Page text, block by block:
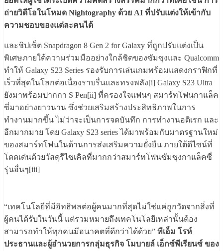
ถ่ายวิดีโอในโหมด Nightography ด้วย AI ที่ปรับแต่งให้เข้ากับ
ความชอบของแต่ละคนได้
และชิปเซ็ต Snapdragon 8 Gen 2 for Galaxy ที่ถูกปรับแต่งเป็น
พิเศษภายใต้ความร่วมมืออย่างใกล้ชิดของซัมซุงและ Qualcomm
ทำให้ Galaxy S23 Series รองรับการเล่นเกมพร้อมแสดงกราฟิกที่
เร็วที่สุดในโลกต่อเนื่องราบรื่นและทรงพลัง[i] Galaxy S23 Ultra
ยังมาพร้อมปากกา S Pen[ii] ที่ครองใจแฟนๆ สมาร์ทโฟนกาแล็ค
ซี่มาอย่างยาวนาน ซึ่งช่วยเสริมสร้างประสิทธิภาพในการ
ทำงานมากขึ้น ไม่ว่าจะเป็นการจดบันทึก การทำงานอดิเรก และ
อีกมากมาย โดย Galaxy S23 series ได้มาพร้อมกับมาตรฐานใหม่
ของสมาร์ทโฟนในด้านการส่งเสริมความยั่งยืน ภายใต้ดีไซน์ที่
โดดเด่นด้วยวัสดุรีไซเคิลที่มากกว่าสมาร์ทโฟนซัมซุงกาแล็คซี่
รุ่นอื่นๆ[iii]
“เทคโนโลยีที่มีอิทธิพลต่อผู้คนมากที่สุดไม่ใช่แค่ถูกวัดจากสิ่งที่
ผู้คนได้รับในวันนี้ แต่รวมหมายถึงเทคโนโลยีเหล่านั้นต้อง
สามารถทำให้ทุกคนมีอนาคตที่ดีกว่าได้ด้วย” ทีเอ็ม โรห์
ประธานและผู้อำนวยการกลุ่มธุรกิจ โมบายล์ เอ็กซ์พีเรียนซ์ ของ